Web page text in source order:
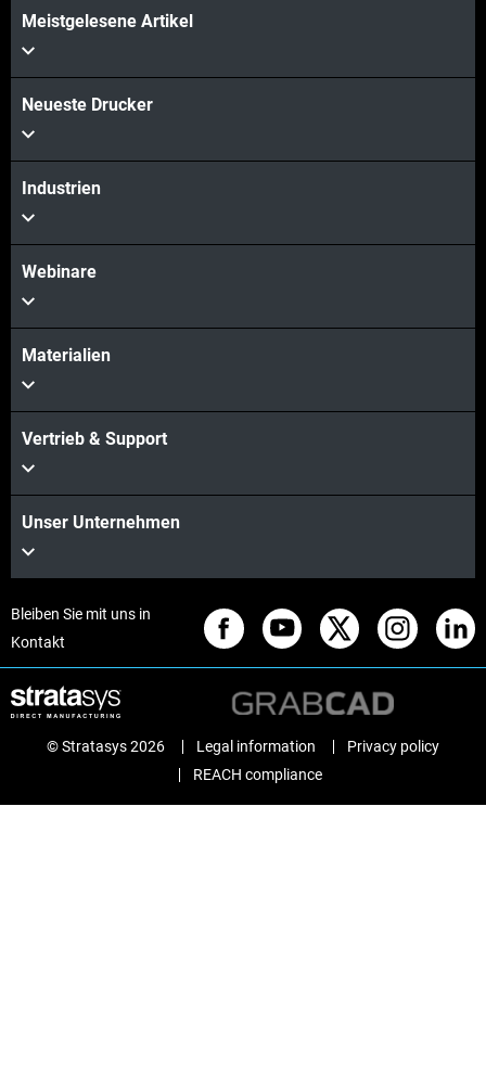
Meistgelesene Artikel
Neueste Drucker
Industrien
Webinare
Materialien
Vertrieb & Support
Unser Unternehmen
Bleiben Sie mit uns in
Kontakt
© Stratasys 2026 Legal information
Privacy policy
REACH compliance